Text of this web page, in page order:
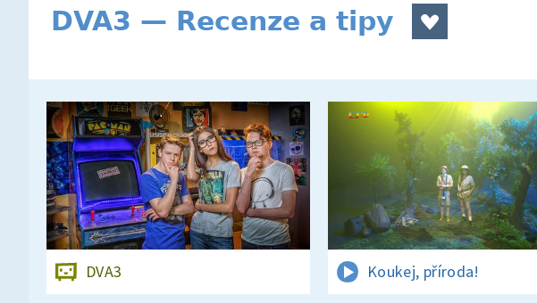
DVA3 — Recenze a tipy
DVA3 Koukej, příroda!